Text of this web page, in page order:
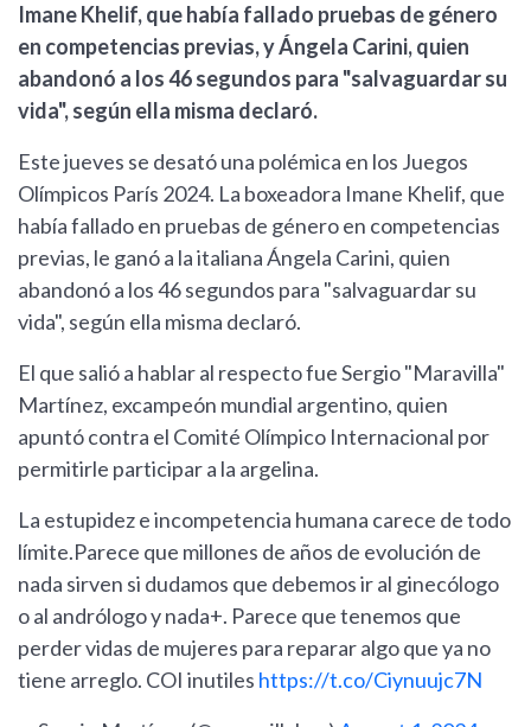
Imane Khelif, que había fallado pruebas de género
en competencias previas, y Ángela Carini, quien
abandonó a los 46 segundos para "salvaguardar su
vida", según ella misma declaró.
Este jueves se desató una polémica en los Juegos
Olímpicos París 2024. La boxeadora Imane Khelif, que
había fallado en pruebas de género en competencias
previas, le ganó a la italiana Ángela Carini, quien
abandonó a los 46 segundos para "salvaguardar su
vida", según ella misma declaró.
El que salió a hablar al respecto fue Sergio "Maravilla"
Martínez, excampeón mundial argentino, quien
apuntó contra el Comité Olímpico Internacional por
permitirle participar a la argelina.
La estupidez e incompetencia humana carece de todo
límite.Parece que millones de años de evolución de
nada sirven si dudamos que debemos ir al ginecólogo
o al andrólogo y nada+. Parece que tenemos que
perder vidas de mujeres para reparar algo que ya no
tiene arreglo. COI inutiles https://t.co/Ciynuujc7N